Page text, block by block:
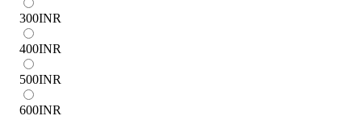
300INR
400INR
500INR
600INR